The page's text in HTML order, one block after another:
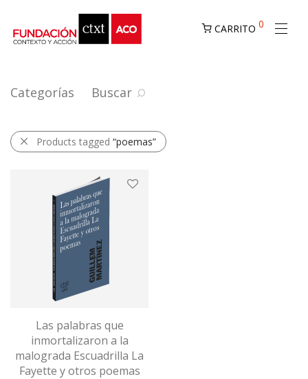
CARRITO 0
Categorías Buscar
Products tagged “poemas”
Las palabras que
inmortalizaron a la
malograda Escuadrilla La
Fayette y otros poemas